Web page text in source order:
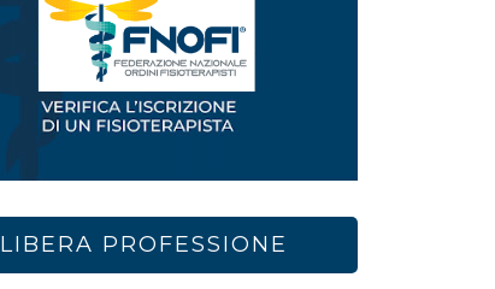
LIBERA PROFESSIONE